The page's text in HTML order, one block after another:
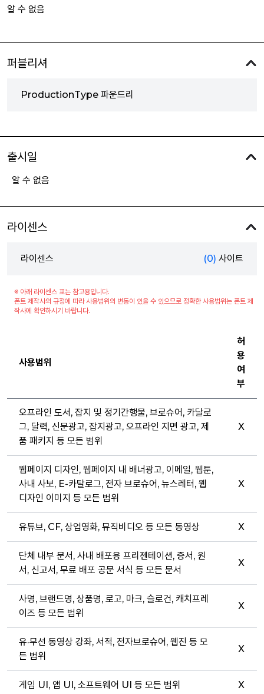
알 수 없음
퍼블리셔
ProductionType 파운드리
출시일
알 수 없음
라이센스
라이센스 (0) 사이트
※ 아래 라이센스 표는 참고용입니다.
폰트 제작사의 규정에 따라 사용범위의 변동이 있을 수 있으므로 정확한 사용범위는 폰트 제
작사에 확인하시기 바랍니다.
사용범위
허
용
여
부
오프라인 도서, 잡지 및 정기간행물, 브로슈어, 카달로
그, 달력, 신문광고, 잡지광고, 오프라인 지면 광고, 제
품 패키지 등 모든 범위
X
웹페이지 디자인, 웹페이지 내 배너광고, 이메일, 웹툰,
사내 사보, E-카탈로그, 전자 브로슈어, 뉴스레터, 웹
디자인 이미지 등 모든 범위
X
유튜브, CF, 상업영화, 뮤직비디오 등 모든 동영상 X
단체 내부 문서, 사내 배포용 프리젠테이션, 증서, 원
서, 신고서, 무료 배포 공문 서식 등 모든 문서
X
사명, 브랜드명, 상품명, 로고, 마크, 슬로건, 캐치프레
이즈 등 모든 범위
X
유·무선 동영상 강좌, 서적, 전자브로슈어, 웹진 등 모
든 범위
X
게임 UI, 앱 UI, 소프트웨어 UI 등 모든 범위 X